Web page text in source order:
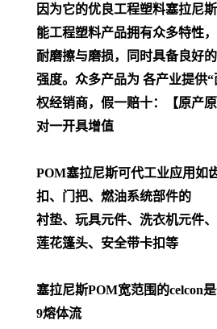
因为它的优良工程塑料塞拉尼
能工程塑料产品拥有众多特性
耐磨擦与磨损，同时具备良好
强度。众多产品为 各产业提供
权经销商，假一赔十：【原产
对一开具增值
POM塞拉尼斯可代工业应用如
扣、门把、燃油系统部件的
衬垫、玩具元件、洗衣机元件
莲花篷头、安全带卡扣等
塞拉尼斯POM宽范围的celcon
9熔体流